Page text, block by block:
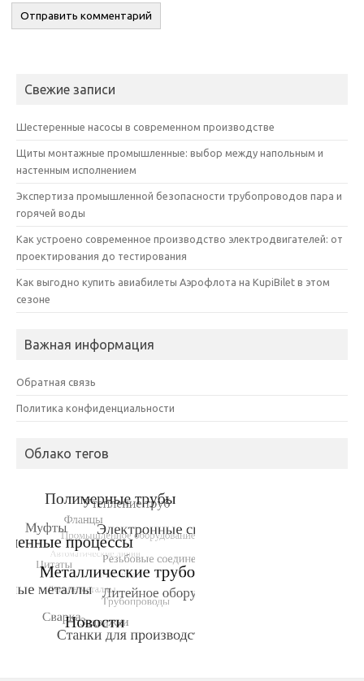
Свежие записи
Шестеренные насосы в современном производстве
Щиты монтажные промышленные: выбор между напольным и
настенным исполнением
Экспертиза промышленной безопасности трубопроводов пара и
горячей воды
Как устроено современное производство электродвигателей: от
проектирования до тестирования
Как выгодно купить авиабилеты Аэрофлота на KupiBilet в этом
сезоне
Важная информация
Обратная связь
Политика конфиденциальности
Облако тегов